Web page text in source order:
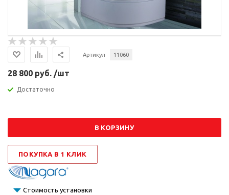
Артикул 11060
28 800 руб. /шт
Достаточно
В КОРЗИНУ
ПОКУПКА В 1 КЛИК
Стоимость установки